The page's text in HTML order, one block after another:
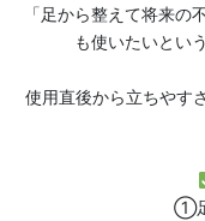
「足から整えて将来
も使いたいとい
使用直後から立ちやす
①